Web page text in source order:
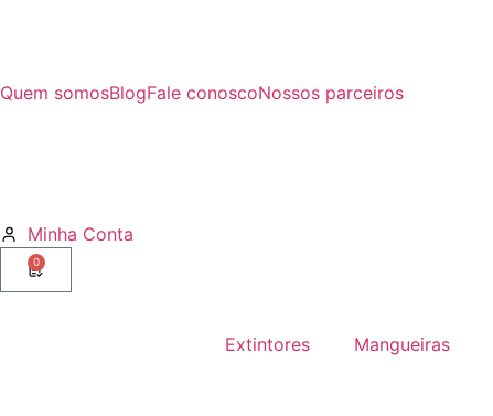
Quem somosBlogFale conoscoNossos parceiros
Minha Conta
0
Extintores Mangueiras